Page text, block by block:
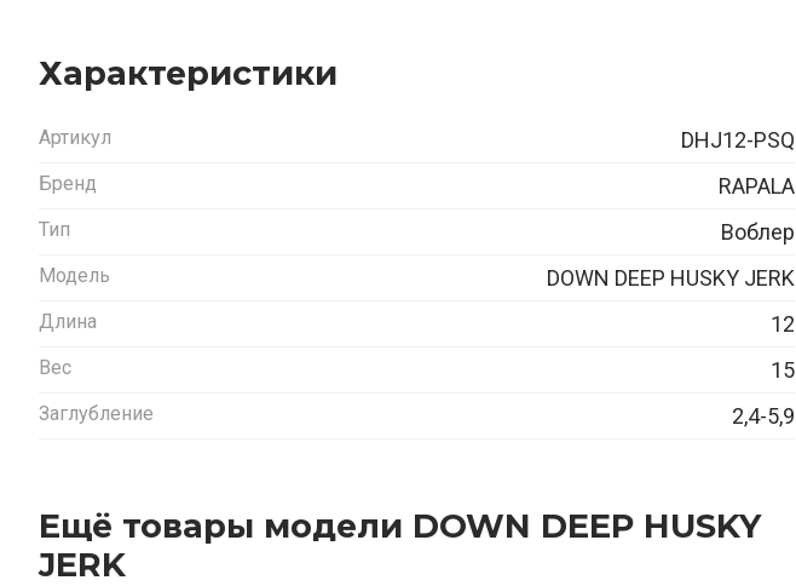
Характеристики
Артикул DHJ12-PSQ
Бренд RAPALA
Тип Воблер
Модель DOWN DEEP HUSKY JERK
Длина 12
Вес 15
Заглубление 2,4-5,9
Ещё товары модели DOWN DEEP HUSKY
JERK